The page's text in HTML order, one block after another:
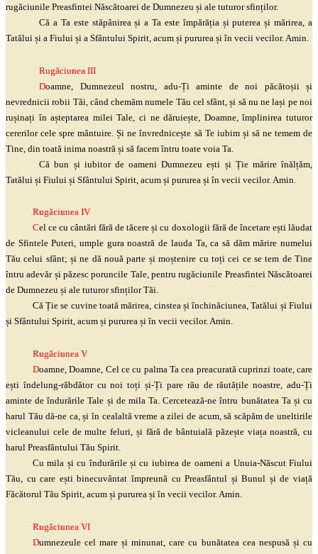
rugăciunile Preasfintei Născătoarei de Dumnezeu și ale tuturor sfinților.
Că a Ta este stăpânirea și a Ta este împărăția și puterea și mărirea, a
Tatălui și a Fiului și a Sfântului Spirit, acum și pururea și în vecii vecilor. Amin.
Rugăciunea III
Doamne, Dumnezeul nostru, adu-Ți aminte de noi păcătoșii și
nevrednicii robii Tăi, când chemăm numele Tău cel sfânt, și să nu ne lași pe noi
rușinați în așteptarea milei Tale, ci ne dăruiește, Doamne, împlinirea tuturor
cererilor cele spre mântuire. Și ne învrednicește să Te iubim și să ne temem de
Tine, din toată inima noastră și să facem întru toate voia Ta.
Că bun și iubitor de oameni Dumnezeu ești și Ție mărire înălțăm,
Tatălui și Fiului și Sfântului Spirit, acum și pururea și în vecii vecilor. Amin.
Rugăciunea IV
Cel ce cu cântări fără de tăcere și cu doxologii fără de încetare ești lăudat
de Sfintele Puteri, umple gura noastră de lauda Ta, ca să dăm mărire numelui
Tău celui sfânt; și ne dă nouă parte și moștenire cu toți cei ce se tem de Tine
întru adevăr și păzesc poruncile Tale, pentru rugăciunile Preasfintei Născătoarei
de Dumnezeu și ale tuturor sfinților Tăi.
Că Ție se cuvine toată mărirea, cinstea și închinăciunea, Tatălui și Fiului
și Sfântului Spirit, acum și pururea și în vecii vecilor. Amin.
Rugăciunea V
Doamne, Doamne, Cel ce cu palma Ta cea preacurată cuprinzi toate, care
ești îndelung-răbdător cu noi toți și-Ți pare rău de răutățile noastre, adu-Ți
aminte de îndurările Tale și de mila Ta. Cercetează-ne întru bunătatea Ta și cu
harul Tău dă-ne ca, și în cealaltă vreme a zilei de acum, să scăpăm de uneltirile
vicleanului cele de multe feluri, și fără de bântuială păzește viața noastră, cu
harul Preasfântului Tău Spirit.
Cu mila și cu îndurările și cu iubirea de oameni a Unuia-Născut Fiului
Tău, cu care ești binecuvântat împreună cu Preasfântul și Bunul și de viață
Făcătorul Tău Spirit, acum și pururea și în vecii vecilor. Amin.
Rugăciunea VI
Dumnezeule cel mare și minunat, care cu bunătatea cea nespusă și cu